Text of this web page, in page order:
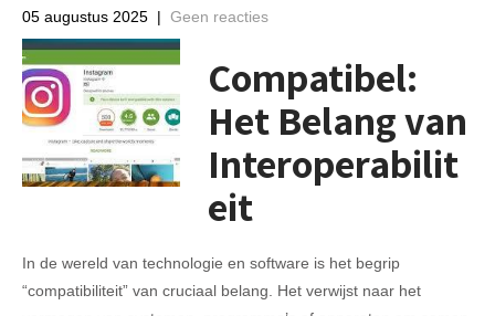
05 augustus 2025 | Geen reacties
Compatibel:
Het Belang van
Interoperabilit
eit
In de wereld van technologie en software is het begrip
“compatibiliteit” van cruciaal belang. Het verwijst naar het